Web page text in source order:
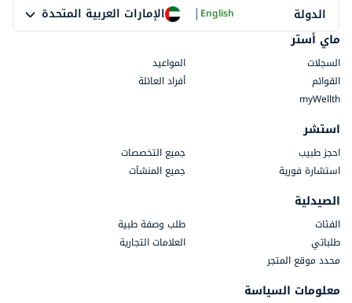
الدولة الإمارات العربية المتحدة |English
ماي أستر
السجلات
المواعيد
القوائم
أفراد العائلة
myWellth
استشر
احجز طبيب
جميع التخصصات
استشارة فورية
جميع المنشآت
الصيدلية
الفئات
طلب وصفة طبية
طلباتي
العلامات التجارية
محدد موقع المتجر
معلومات السياسة